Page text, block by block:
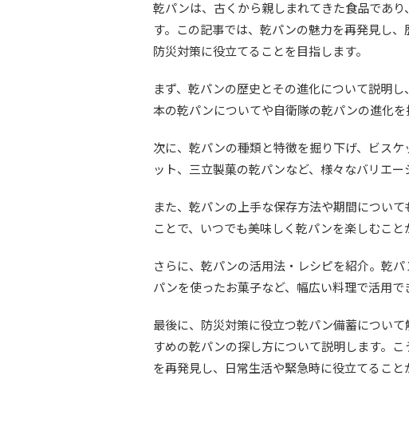
乾パンは、古くから親しまれてきた食品であ
す。この記事では、乾パンの魅力を再発見し
防災対策に役立てることを目指します。
まず、乾パンの歴史とその進化について説明
本の乾パンについてや自衛隊の乾パンの進化を
次に、乾パンの種類と特徴を掘り下げ、ビス
ット、三立製菓の乾パンなど、様々なバリエー
また、乾パンの上手な保存方法や期間につい
ことで、いつでも美味しく乾パンを楽しむこと
さらに、乾パンの活用法・レシピを紹介。乾
パンを使ったお菓子など、幅広い料理で活用で
最後に、防災対策に役立つ乾パン備蓄につい
すめの乾パンの探し方について説明します。
を再発見し、日常生活や緊急時に役立てること